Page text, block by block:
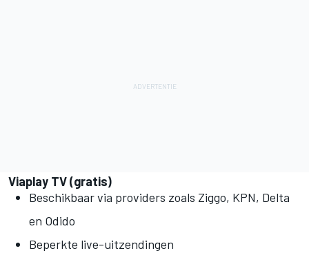
Viaplay TV (gratis)
Beschikbaar via providers zoals Ziggo, KPN, Delta
en Odido
Beperkte live-uitzendingen